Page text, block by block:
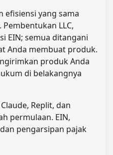
efisiensi yang sama
LLC,
EIN; semua ditangani
Anda membuat produk.
produk Anda
di belakangnya
Replit, dan
permulaan. EIN,
pengarsipan pajak